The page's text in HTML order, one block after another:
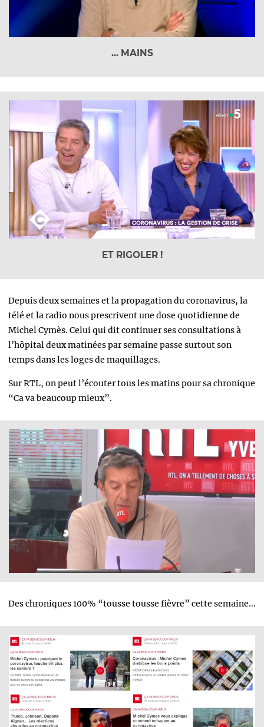
... MAINS
ET RIGOLER !
Depuis deux semaines et la propagation du coronavirus, la
télé et la radio nous prescrivent une dose quotidienne de
Michel Cymès. Celui qui dit continuer ses consultations à
l’hôpital deux matinées par semaine passe surtout son
temps dans les loges de maquillages.
Sur RTL, on peut l’écouter tous les matins pour sa chronique
“Ca va beaucoup mieux”.
Des chroniques 100% “tousse tousse fièvre” cette semaine...